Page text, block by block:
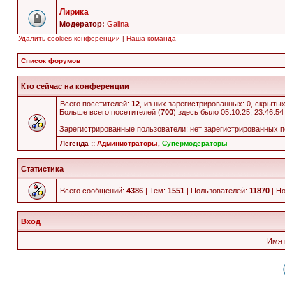
Лирика
Модератор: Galina
Удалить cookies конференции | Наша команда
Список форумов
Кто сейчас на конференции
Всего посетителей: 12 , из них зарегистрированных: 0,
Больше всего посетителей (700) здесь было 05.10.25, 23:46:54
Зарегистрированные пользователи: нет зарегистрированных
Легенда :: Администраторы Супермодераторы
Статистика
Всего сообщений: 4386 | Тем: 1551 | Пользователей: 11870 |
Вход
Имя